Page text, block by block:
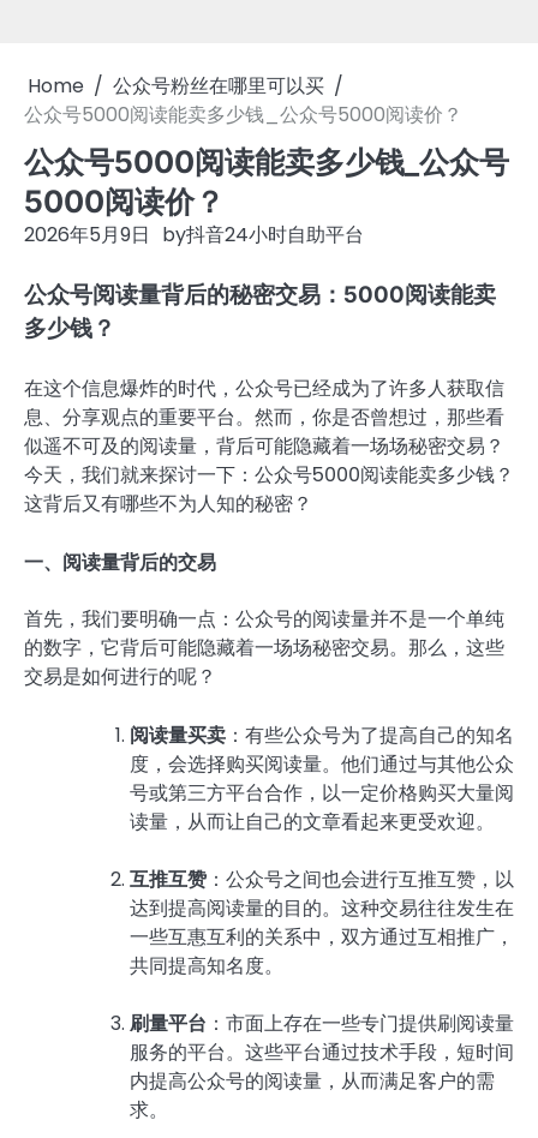
Home
公众号粉丝在哪里可以买
公众号5000阅读能卖多少钱_公众号5000阅读价？
公众号5000阅读能卖多少钱_公众号
5000阅读价？
2026年5月9日 by抖音24小时自助平台
公众号阅读量背后的秘密交易：5000阅读能卖
多少钱？
在这个信息爆炸的时代，公众号已经成为了许多人获取信
息、分享观点的重要平台。然而，你是否曾想过，那些看
似遥不可及的阅读量，背后可能隐藏着一场场秘密交易？
今天，我们就来探讨一下：公众号5000阅读能卖多少钱？
这背后又有哪些不为人知的秘密？
一、阅读量背后的交易
首先，我们要明确一点：公众号的阅读量并不是一个单纯
的数字，它背后可能隐藏着一场场秘密交易。那么，这些
交易是如何进行的呢？
阅读量买卖 ：有些公众号为了提高自己的知名
度，会选择购买阅读量。他们通过与其他公众
号或第三方平台合作，以一定价格购买大量阅
读量，从而让自己的文章看起来更受欢迎。
互推互赞 ：公众号之间也会进行互推互赞，以
达到提高阅读量的目的。这种交易往往发生在
一些互惠互利的关系中，双方通过互相推广，
共同提高知名度。
刷量平台 ：市面上存在一些专门提供刷阅读量
服务的平台。这些平台通过技术手段，短时间
内提高公众号的阅读量，从而满足客户的需
求。